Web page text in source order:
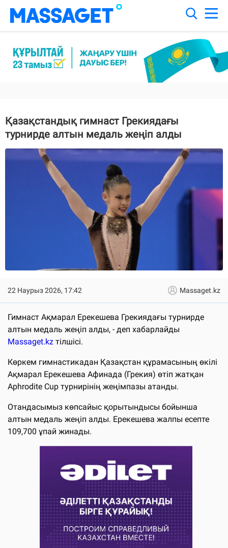
Қазақстандық гимнаст Грекиядағы
турнирде алтын медаль жеңіп алды
22 Наурыз 2026, 17:42 Massaget.kz
Гимнаст Ақмарал Ерекешева Грекиядағы турнирде
алтын медаль жеңіп алды, - деп хабарлайды
Massaget.kz тілшісі.
Көркем гимнастикадан Қазақстан құрамасының өкілі
Ақмарал Ерекешева Афинада (Грекия) өтіп жатқан
Aphrodite Cup турнирінің жеңімпазы атанды.
Отандасымыз көпсайыс қорытындысы бойынша
алтын медаль жеңіп алды. Ерекешева жалпы есепте
109,700 ұпай жинады.